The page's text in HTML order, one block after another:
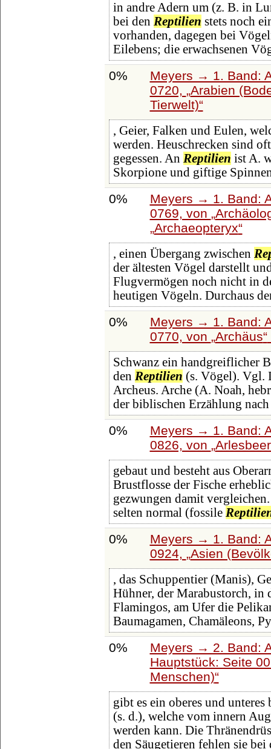
in andre Adern um (z. B. in
bei den Reptilien stets noch
vorhanden, dagegen bei
Eilebens; die erwachsenen
0%
Meyers → 1. Band:
0720,
Arabien
Tierwelt)
, Geier, Falken und Eulen,
werden. Heuschrecken sind
gegessen. An Reptilien ist A.
Skorpione und giftige
0%
Meyers → 1. Band:
0769, von
Archaeopteryx
, einen Übergang zwischen
der ältesten Vögel darstellt
Flugvermögen noch nicht in
heutigen Vögeln. Durchaus
0%
Meyers → 1. Band:
0770, von Archäus
Schwanz ein handgreiflicher
den Reptilien (s. Vögel). Vgl.
Archeus. Arche (A. Noah,
der biblischen Erzählung
0%
Meyers → 1. Band:
0826, von
gebaut und besteht aus
Brustflosse der Fische
gezwungen damit
selten normal (fossile
0%
Meyers → 1. Band:
0924,
Asien
, das Schuppentier (Manis),
Hühner, der Marabustorch, in
Flamingos, am Ufer die
Baumagamen, Chamäleons,
0%
Meyers → 2. Band:
Hauptstück: Seite
Menschen)
gibt es ein oberes und
(s. d.), welche vom innern
werden kann. Die
den Säugetieren fehlen sie bei